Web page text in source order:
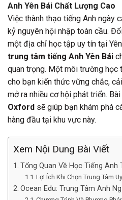
Anh Yên Bái Chất Lượng Cao
Việc thành thạo tiếng Anh ngày
kỷ nguyên hội nhập toàn cầu.
một địa chỉ học tập uy tín tại
trung tâm tiếng Anh Yên Bái
quan trọng. Một môi trường học
cho bạn kiến thức vững chắc,
mở ra nhiều cơ hội phát triển.
Oxford sẽ giúp bạn khám phá
hàng đầu tại khu vực này.
Xem Nội Dung Bài Viết
Tổng Quan Về Học Tiếng Anh
Lợi Ích Khi Chọn Trung Tâm
Ocean Edu: Trung Tâm Anh